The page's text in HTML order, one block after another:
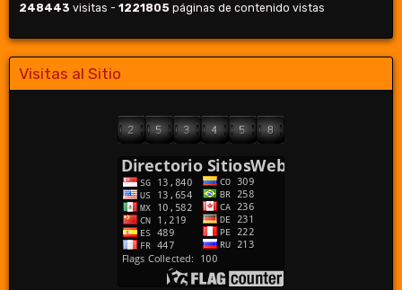
248443 visitas - 1221805 páginas de contenido vistas
Visitas al Sitio